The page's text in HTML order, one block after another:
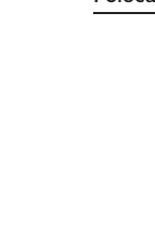
o